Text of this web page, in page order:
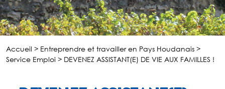
Accueil > Entreprendre et travailler en Pays Houdanais >
Service Emploi > DEVENEZ ASSISTANT(E) DE VIE AUX FAMILLES !